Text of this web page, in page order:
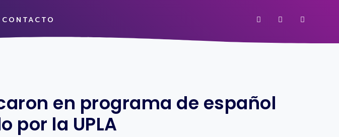
CONTACTO
en programa de español
por la UPLA